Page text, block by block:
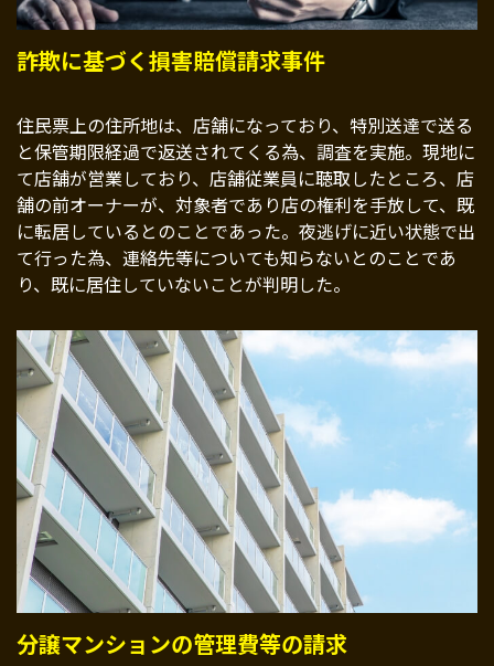
詐欺に基づく損害賠償請求事件
住民票上の住所地は、店舗になっており、特別送達で送る
と保管期限経過で返送されてくる為、調査を実施。現地に
て店舗が営業しており、店舗従業員に聴取したところ、店
舗の前オーナーが、対象者であり店の権利を手放して、既
に転居しているとのことであった。夜逃げに近い状態で出
て行った為、連絡先等についても知らないとのことであ
り、既に居住していないことが判明した。
分譲マンションの管理費等の請求